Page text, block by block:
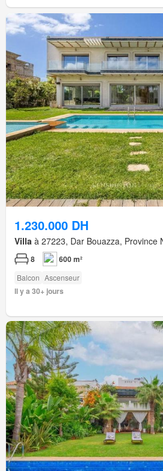
1.230.000 DH
Villa à 27223, Dar Bouazza, Province
8 600 m²
Balcon Ascenseur
Il y a 30+ jours